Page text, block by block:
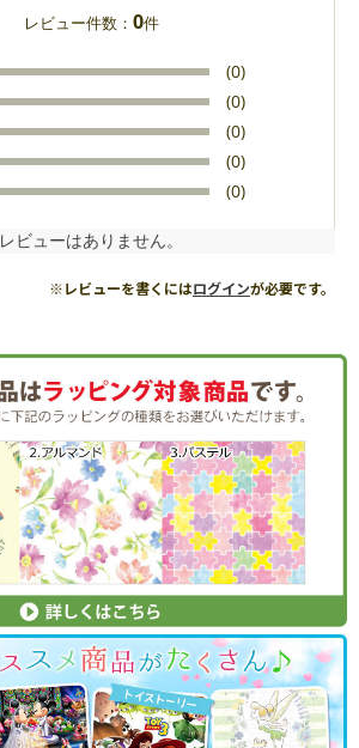
レビュー件数： 0件
(0)
(0)
(0)
(0)
(0)
レビューはありません。
※レビューを書くにはログインが必要です。